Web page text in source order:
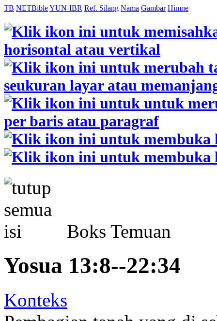
TB NETBibleYUN-IBR Ref. Silang Nama Gambar Himne
Boks Temuan
Yosua 13:8--22:34
Konteks